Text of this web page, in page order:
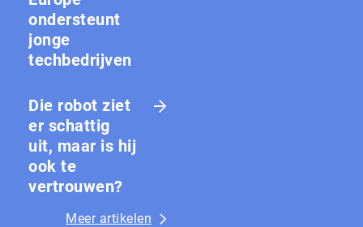
ondersteunt
jonge
techbedrijven
Die robot ziet
er schattig
uit, maar is hij
ook te
vertrouwen?
Meer artikelen